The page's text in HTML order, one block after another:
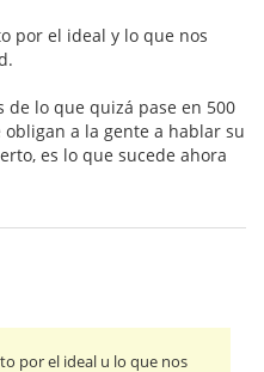
por el ideal y lo que nos
de lo que quizá pase en 500
a la gente a hablar su
es lo que sucede ahora
por el ideal u lo que nos